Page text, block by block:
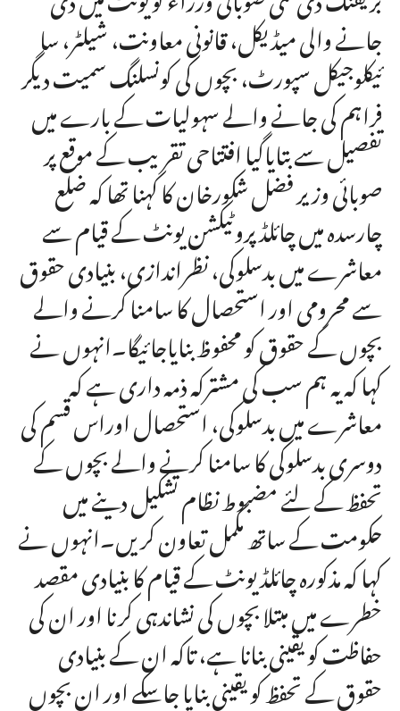
جانے والی میڈیکل، قانونی معاونت، شیلٹر، سا
ئیکلوجیکل سپورٹ، بچوں کی کونسلنگ سمیت دیگر
فراہم کی جانے والے سہولیات کے بارے میں
تفصیل سے بتایاگیا افتتاحی تقریب کے موقع پر
صوبائی وزیر فضل شکورخان کا کہنا تھا کہ ضلع
چارسدہ میں چائلڈ پروٹیکشن یونٹ کے قیام سے
معاشرے میں بدسلوکی، نظراندازی، بنیادی حقوق
سے محرومی اور استحصال کا سامنا کرنے والے
بچوں کے حقوق کو محفوظ بنایاجائیگا۔انہوں نے
کہا کہ یہ ہم سب کی مشترکہ ذمہ داری ہے کہ
معاشرے میں بدسلوکی، استحصال اوراس قسم کی
دوسری بدسلوکی کا سامنا کرنے والے بچوں کے
تحفظ کے لئے مضبوط نظام تشکیل دینے میں
حکومت کے ساتھ مکمل تعاون کریں۔انہوں نے
کہا کہ مذکورہ چائلڈ یونٹ کے قیام کا بنیادی مقصد
خطرے میں مبتلا بچوں کی نشاندہی کرنا اور ان کی
حفاظت کو یقینی بنانا ہے، تاکہ ان کے بنیادی
حقوق کے تحفظ کو یقینی بنایا جاسکے اور ان بچوں